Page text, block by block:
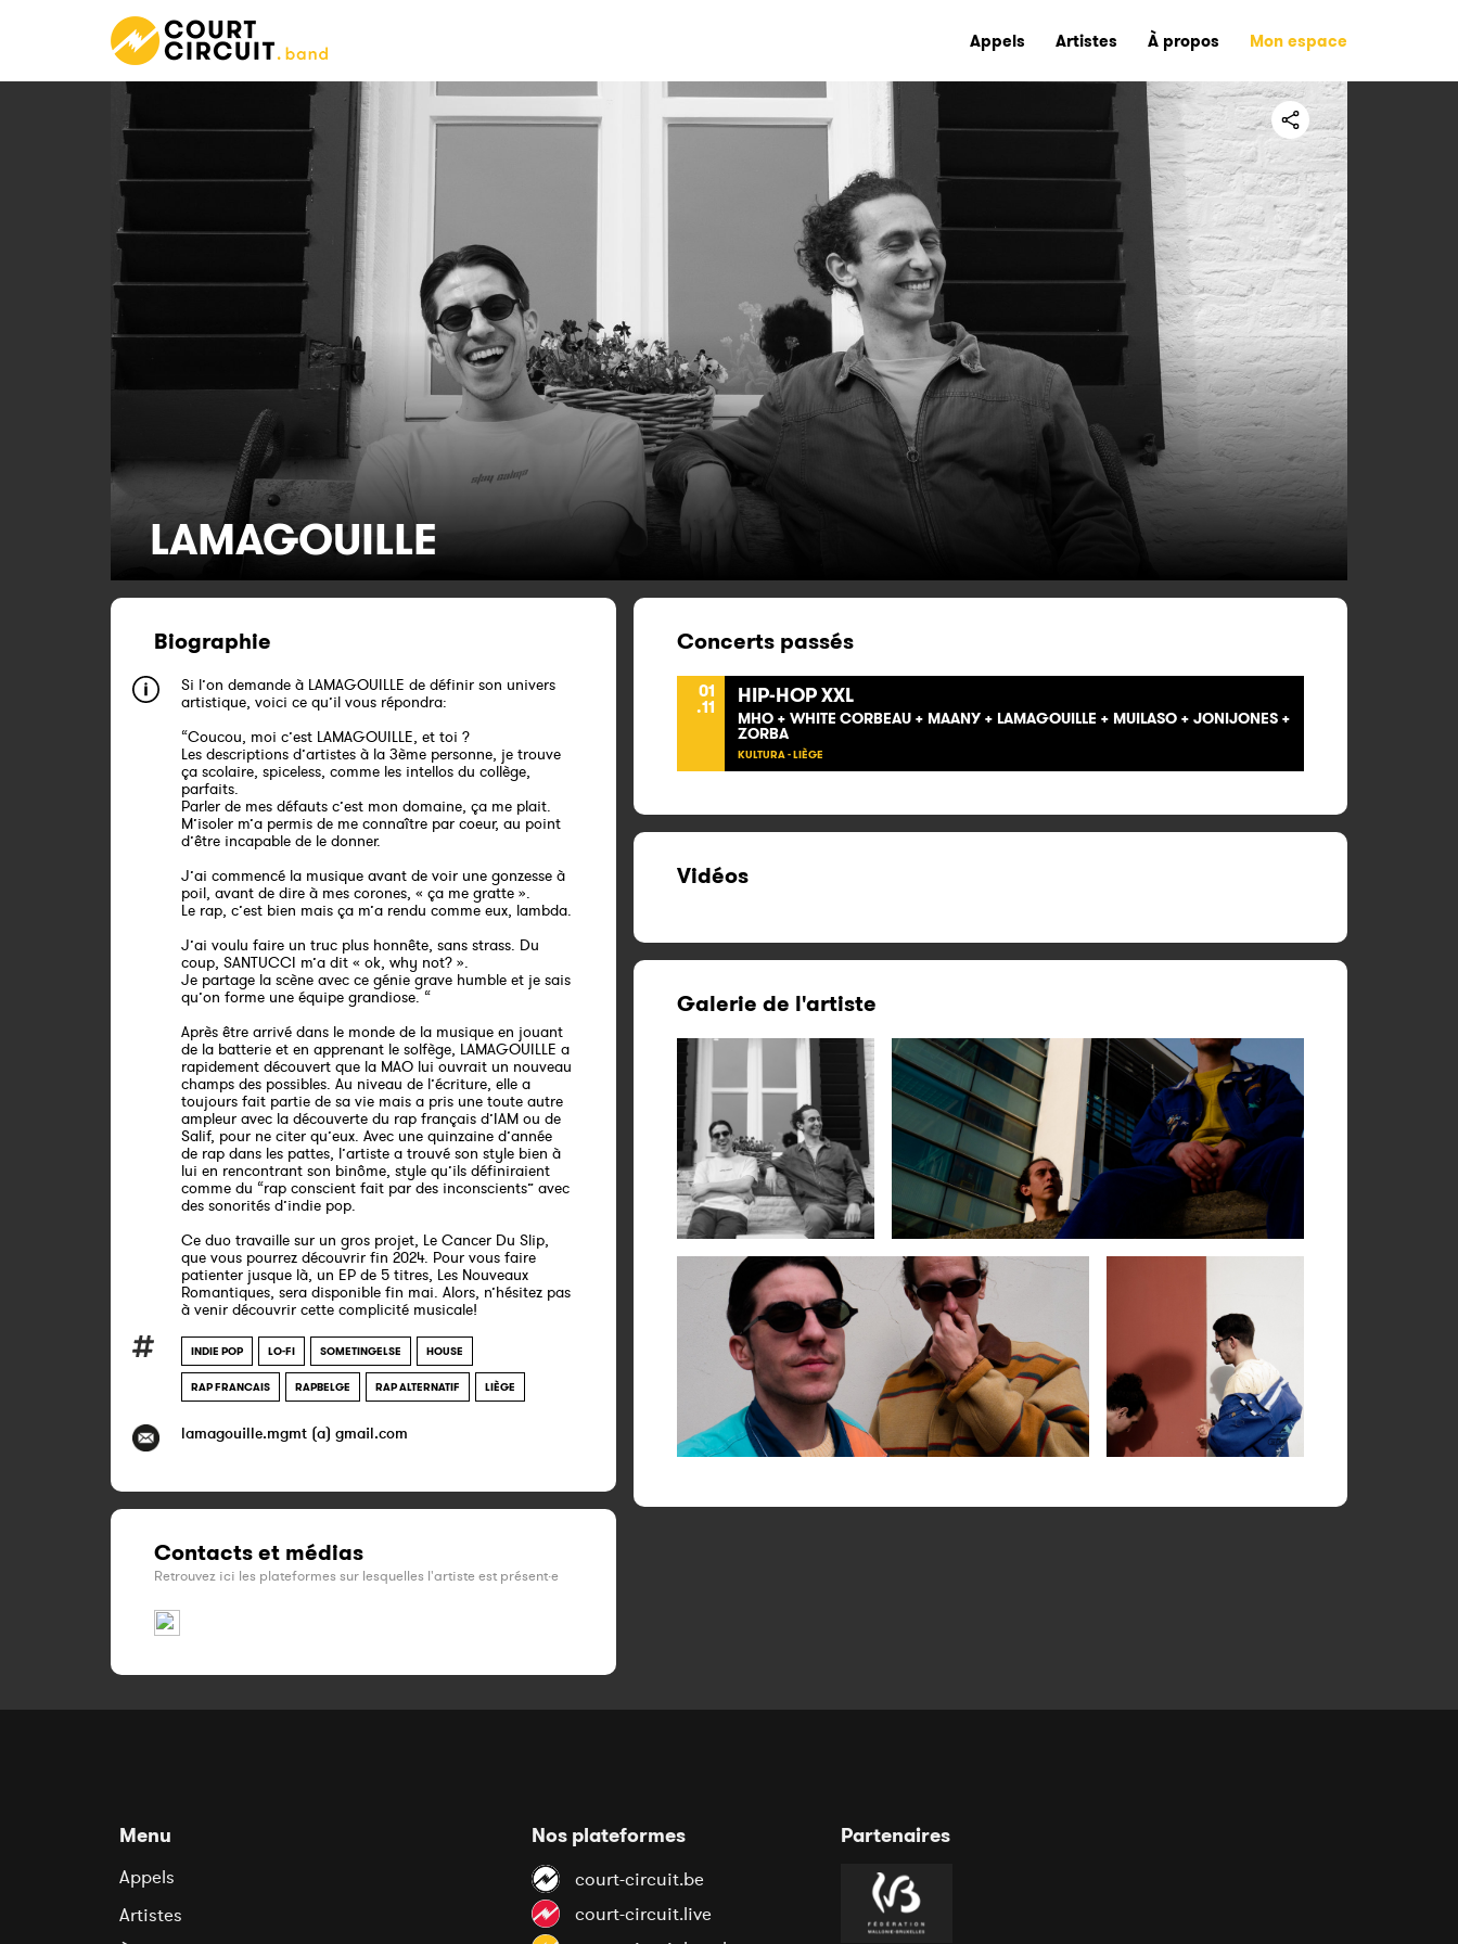
Appels Artistes À propos Mon espace
LAMAGOUILLE
Biographie
Si l’on demande à LAMAGOUILLE de définir son univers
artistique, voici ce qu’il vous répondra:
“Coucou, moi c’est LAMAGOUILLE, et toi ?
Les descriptions d’artistes à la 3ème personne, je trouve
ça scolaire, spiceless, comme les intellos du collège,
parfaits.
Parler de mes défauts c’est mon domaine, ça me plait.
M’isoler m’a permis de me connaître par coeur, au point
d’être incapable de le donner.
J’ai commencé la musique avant de voir une gonzesse à
poil, avant de dire à mes corones, « ça me gratte ».
Le rap, c’est bien mais ça m’a rendu comme eux, lambda.
J’ai voulu faire un truc plus honnête, sans strass. Du
coup, SANTUCCI m’a dit « ok, why not? ».
Je partage la scène avec ce génie grave humble et je sais
qu’on forme une équipe grandiose. “
Après être arrivé dans le monde de la musique en jouant
de la batterie et en apprenant le solfège, LAMAGOUILLE a
rapidement découvert que la MAO lui ouvrait un nouveau
champs des possibles. Au niveau de l’écriture, elle a
toujours fait partie de sa vie mais a pris une toute autre
ampleur avec la découverte du rap français d’IAM ou de
Salif, pour ne citer qu’eux. Avec une quinzaine d’année
de rap dans les pattes, l’artiste a trouvé son style bien à
lui en rencontrant son binôme, style qu’ils définiraient
comme du “rap conscient fait par des inconscients” avec
des sonorités d’indie pop.
Ce duo travaille sur un gros projet, Le Cancer Du Slip,
que vous pourrez découvrir fin 2024. Pour vous faire
patienter jusque là, un EP de 5 titres, Les Nouveaux
Romantiques, sera disponible fin mai. Alors, n’hésitez pas
à venir découvrir cette complicité musicale!
INDIE POP LO-FI SOMETINGELSE HOUSE
RAP FRANCAIS RAPBELGE RAP ALTERNATIF LIÈGE
lamagouille.mgmt (a) gmail.com
Contacts et médias
Retrouvez ici les plateformes sur lesquelles l'artiste est présent·e
Concerts passés
01
.11 HIP-HOP XXL
MHO + WHITE CORBEAU + MAANY + LAMAGOUILLE + MUILASO + JONIJONES +
ZORBA
KULTURA - LIÈGE
Vidéos
Galerie de l'artiste
Menu
Appels
Artistes
Nos plateformes
court-circuit.be
court-circuit.live
Partenaires